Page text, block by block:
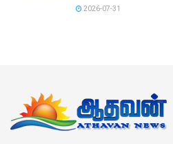
2026-07-31